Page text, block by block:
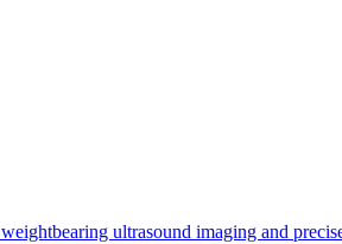
ultrasound imaging and